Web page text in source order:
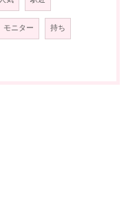
モニター 持ち